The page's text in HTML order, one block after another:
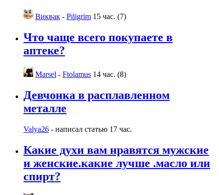
Виквак - Piligrim 15 час. (7)
Что чаще всего покупаете в
аптеке?
Marsel - Ftolamus 14 час. (8)
Девчонка в расплавленном
металле
Valya26 - написал статью 17 час.
Какие духи вам нравятся мужские
и женские.какие лучше .масло или
спирт?